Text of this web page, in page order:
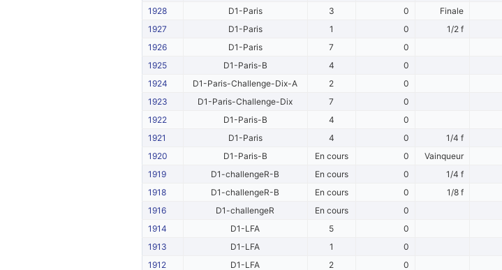
1928
D1-Paris 3 0 Finale
1927
D1-Paris 1 0 1/2 f
1926
D1-Paris 7 0
1925
D1-Paris-B 4 0
1924
D1-Paris-Challenge-Dix-A 2 0
1923
D1-Paris-Challenge-Dix 7 0
1922
D1-Paris-B 4 0
1921
D1-Paris 4 0 1/4 f
1920
D1-Paris-B En cours 0 Vainqueur
1919
D1-challengeR-B En cours 0 1/4 f
1918
D1-challengeR-B En cours 0 1/8 f
1916
D1-challengeR En cours 0
1914
D1-LFA 5 0
1913
D1-LFA 1 0
1912
D1-LFA 2 0